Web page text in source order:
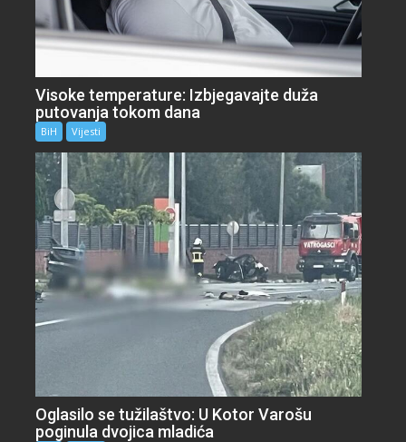
Visoke temperature: Izbjegavajte duža
putovanja tokom dana
BiH Vijesti
Oglasilo se tužilaštvo: U Kotor Varošu
poginula dvojica mladića